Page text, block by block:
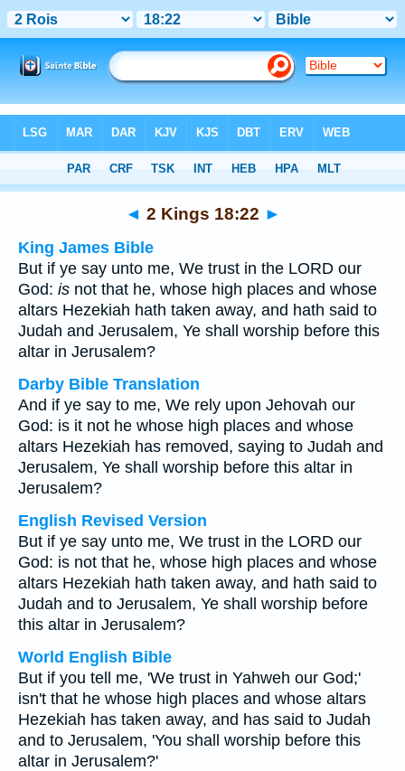
> 2 Kings 18:22
◄ 2 Kings 18:22 ►
King James Bible
But if ye say unto me, We trust in the LORD our
God: is not that he, whose high places and whose
altars Hezekiah hath taken away, and hath said to
Judah and Jerusalem, Ye shall worship before this
altar in Jerusalem?
Darby Bible Translation
And if ye say to me, We rely upon Jehovah our
God: is it not he whose high places and whose
altars Hezekiah has removed, saying to Judah and
Jerusalem, Ye shall worship before this altar in
Jerusalem?
English Revised Version
But if ye say unto me, We trust in the LORD our
God: is not that he, whose high places and whose
altars Hezekiah hath taken away, and hath said to
Judah and to Jerusalem, Ye shall worship before
this altar in Jerusalem?
World English Bible
But if you tell me, 'We trust in Yahweh our God;'
isn't that he whose high places and whose altars
Hezekiah has taken away, and has said to Judah
and to Jerusalem, 'You shall worship before this
altar in Jerusalem?'